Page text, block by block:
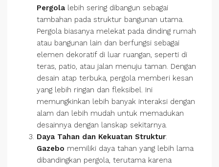
Pergola lebih sering dibangun sebagai
tambahan pada struktur bangunan utama.
Pergola biasanya melekat pada dinding rumah
atau bangunan lain dan berfungsi sebagai
elemen dekoratif di luar ruangan, seperti di
teras, patio, atau jalan menuju taman. Dengan
desain atap terbuka, pergola memberi kesan
yang lebih ringan dan fleksibel. Ini
memungkinkan lebih banyak interaksi dengan
alam dan lebih mudah untuk memadukan
desainnya dengan lanskap sekitarnya.
Daya Tahan dan Kekuatan Struktur:
Gazebo memiliki daya tahan yang lebih lama
dibandingkan pergola, terutama karena